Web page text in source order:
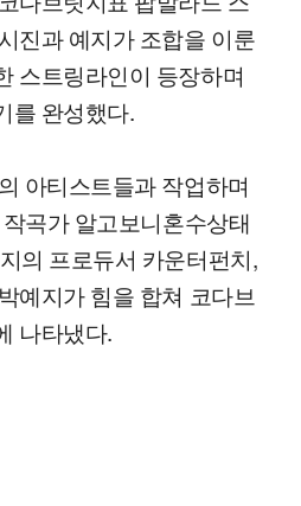
진과 예지가 조합을 이룬
스트링라인이 등장하며
를 완성했다.
아티스트들과 작업하며
곡가 알고보니혼수상태
의 프로듀서 카운터펀치,
예지가 힘을 합쳐 코다브
나타냈다.